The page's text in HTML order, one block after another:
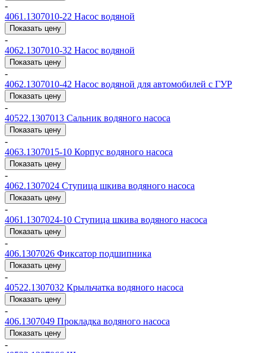
-
4061.1307010-22 Насос водяной
Показать цену
-
4062.1307010-32 Насос водяной
Показать цену
-
4062.1307010-42 Насос водяной для автомобилей с ГУР
Показать цену
-
40522.1307013 Сальник водяного насоса
Показать цену
-
4063.1307015-10 Корпус водяного насоса
Показать цену
-
4062.1307024 Ступица шкива водяного насоса
Показать цену
-
4061.1307024-10 Ступица шкива водяного насоса
Показать цену
-
406.1307026 Фиксатор подшипника
Показать цену
-
40522.1307032 Крыльчатка водяного насоса
Показать цену
-
406.1307049 Прокладка водяного насоса
Показать цену
-